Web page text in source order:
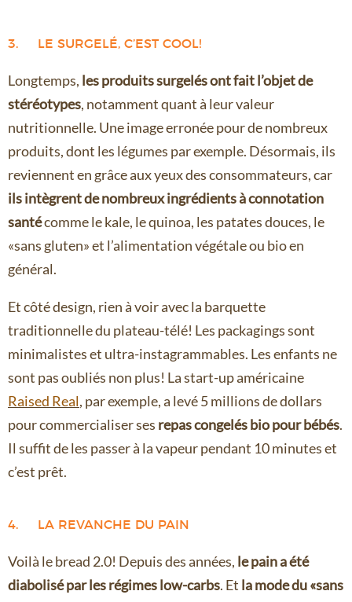
3. LE SURGELÉ, C’EST COOL!
Longtemps, les produits surgelés ont fait l’objet de
stéréotypes, notamment quant à leur valeur
nutritionnelle. Une image erronée pour de nombreux
produits, dont les légumes par exemple. Désormais, ils
reviennent en grâce aux yeux des consommateurs, car
ils intègrent de nombreux ingrédients à connotation
santécomme le kale, le quinoa, les patates douces, le
«sans gluten» et l’alimentation végétale ou bio en
général.
Et côté design, rien à voir avec la barquette
traditionnelle du plateau-télé! Les packagings sont
minimalistes et ultra-instagrammables. Les enfants ne
sont pas oubliés non plus! La start-up américaine
Raised Real, par exemple, a levé 5 millions de dollars
pour commercialiser ses repas congelés bio pour bébés.
Il suffit de les passer à la vapeur pendant 10 minutes et
c’est prêt.
4. LA REVANCHE DU PAIN
Voilà le bread 2.0! Depuis des années, le pain a été
diabolisé par les régimes low-carbs. Et la mode du «sans